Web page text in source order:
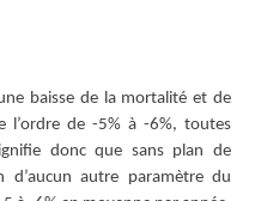
baisse de la mortalité et de
l’ordre de -5% à -6%, toutes
donc que sans plan de
d’aucun autre paramètre du